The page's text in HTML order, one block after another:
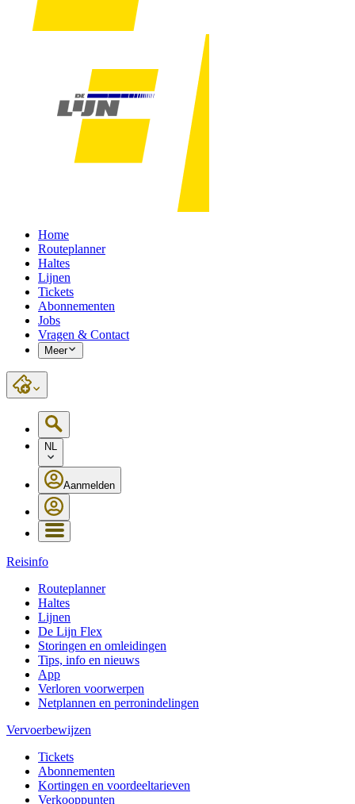
Home
Routeplanner
Haltes
Lijnen
Tickets
Abonnementen
Jobs
Vragen & Contact
Meer
NL
Aanmelden
Reisinfo
Routeplanner
Haltes
Lijnen
De Lijn Flex
Storingen en omleidingen
Tips, info en nieuws
App
Verloren voorwerpen
Netplannen en perronindelingen
Vervoerbewijzen
Tickets
Abonnementen
Kortingen en voordeeltarieven
Verkooppunten